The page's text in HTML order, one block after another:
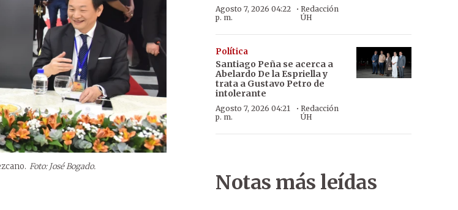
Foto: José Bogado.
Agosto 7, 2026 04:22
p. m.
·Redacción
ÚH
Política
Santiago Peña se acerca a
Abelardo De la Espriella y
trata a Gustavo Petro de
intolerante
Agosto 7, 2026 04:21
p. m.
·Redacción
ÚH
Notas más leídas